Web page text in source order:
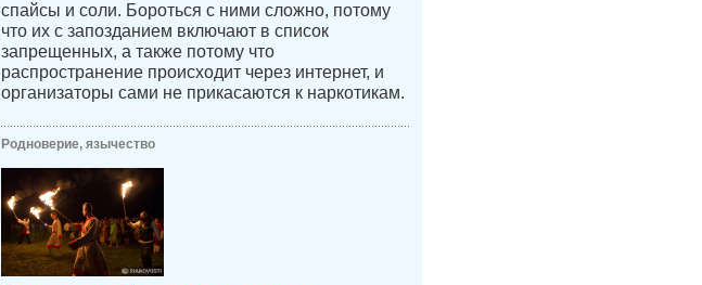
спайсы и соли. Бороться с ними сложно, потому
что их с запозданием включают в список
запрещенных, а также потому что
распространение происходит через интернет, и
организаторы сами не прикасаются к наркотикам.
Родноверие, язычество